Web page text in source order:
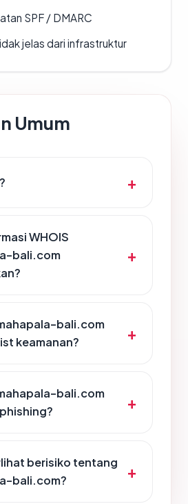
SPF / DMARC
jelas dari infrastruktur
Umum
WHOIS
bali.com
bali.com
keamanan?
bali.com
berisiko tentang
bali.com?